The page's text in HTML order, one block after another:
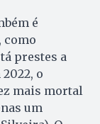
é
como
prestes a
o
mais mortal
um